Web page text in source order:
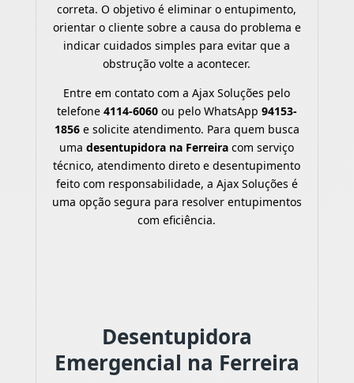
correta. O objetivo é eliminar o entupimento,
orientar o cliente sobre a causa do problema e
indicar cuidados simples para evitar que a
obstrução volte a acontecer.
Entre em contato com a Ajax Soluções pelo
telefone 4114-6060ou pelo WhatsApp 94153-
1856e solicite atendimento. Para quem busca
umadesentupidora na Ferreira com serviço
técnico, atendimento direto e desentupimento
feito com responsabilidade, a Ajax Soluções é
uma opção segura para resolver entupimentos
com eficiência.
Desentupidora
Emergencial na Ferreira